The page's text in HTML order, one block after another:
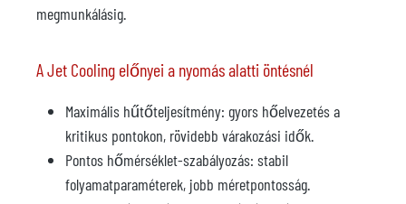
megmunkálásig.
A Jet Cooling előnyei a nyomás alatti öntésnél
Maximális hűtőteljesítmény: gyors hőelvezetés a
kritikus pontokon, rövidebb várakozási idők.
Pontos hőmérséklet-szabályozás: stabil
folyamatparaméterek, jobb méretpontosság.